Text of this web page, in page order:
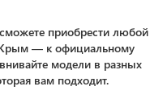
приобрести любой
— к официальному
модели в разных
вам подходит.